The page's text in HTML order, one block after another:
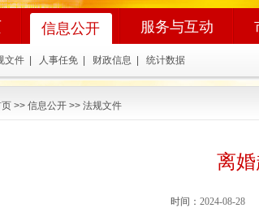
信息公开 服务与互动
文件 人事任免 财政信息 统计数据
>> 信息公开 >> 法规文件
离
时间： 2024-08-28